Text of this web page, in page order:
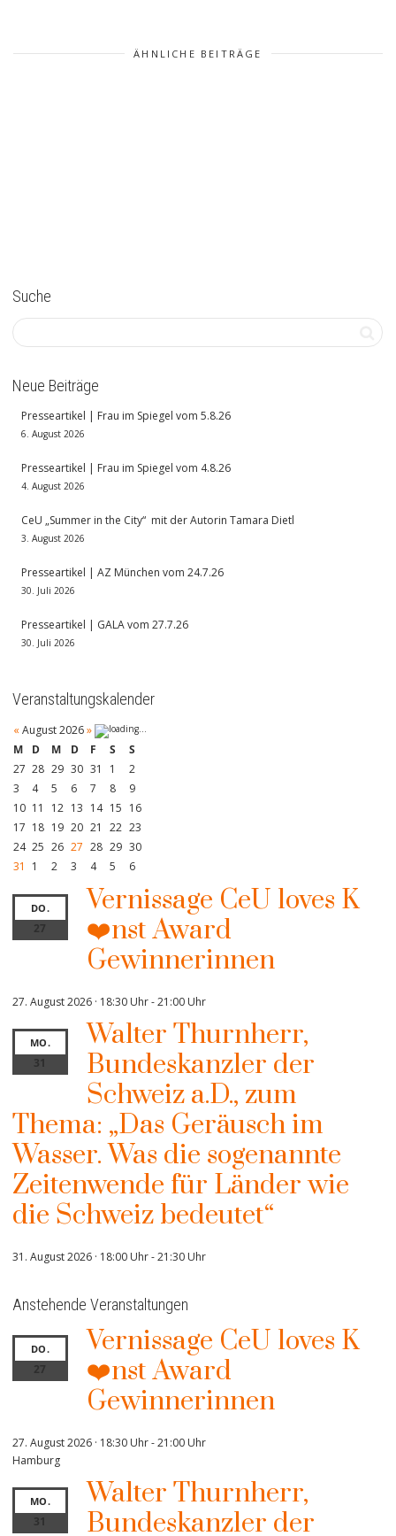
ÄHNLICHE BEITRÄGE
Suche
Neue Beiträge
Presseartikel | Frau im Spiegel vom 5.8.26
6. August 2026
Presseartikel | Frau im Spiegel vom 4.8.26
4. August 2026
CeU „Summer in the City“ mit der Autorin Tamara Dietl
3. August 2026
Presseartikel | AZ München vom 24.7.26
30. Juli 2026
Presseartikel | GALA vom 27.7.26
30. Juli 2026
Veranstaltungskalender
« August 2026»
M
D M D F S
S
27 28 29 30 31 1
2
3
4 5 6 7 8
9
10 11 12 13 14 15 16
17 18 19 20 21 22 23
24 25 26 27 28 29 30
31
1 2 3 4 5 6
DO.
27
Vernissage CeU loves K
❤️nst Award
Gewinnerinnen
27. August 2026 · 18:30 Uhr-21:00 Uhr
MO.
31
Walter Thurnherr,
Bundeskanzler der
Schweiz a.D., zum
Thema: „Das Geräusch im
Wasser. Was die sogenannte
Zeitenwende für Länder wie
die Schweiz bedeutet“
31. August 2026 · 18:00 Uhr-21:30 Uhr
Anstehende Veranstaltungen
DO.
27
Vernissage CeU loves K
❤️nst Award
Gewinnerinnen
27. August 2026 · 18:30 Uhr-21:00 Uhr
Hamburg
MO.
31
Walter Thurnherr,
Bundeskanzler der